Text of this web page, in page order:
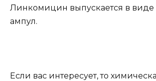
Линкомицин выпускается в виде
ампул.
Если вас интересует, то